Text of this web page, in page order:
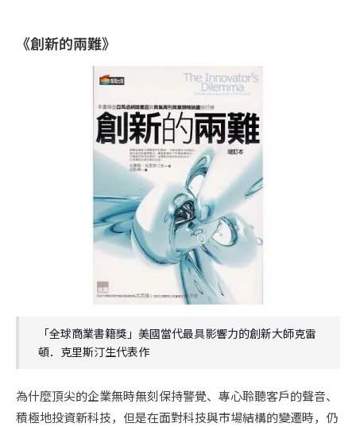
《創新的兩難》
「全球商業書籍獎」美國當代最具影響力的創新大師克雷
頓．克里斯汀生代表作
為什麼頂尖的企業無時無刻保持警覺、專心聆聽客戶的聲音、
積極地投資新科技，但是在面對科技與市場結構的變遷時，仍